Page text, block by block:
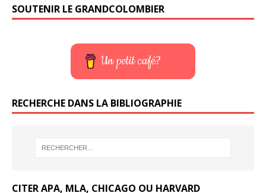
SOUTENIR LE GRANDCOLOMBIER
Un petit café?
RECHERCHE DANS LA BIBLIOGRAPHIE
CITER APA, MLA, CHICAGO OU HARVARD